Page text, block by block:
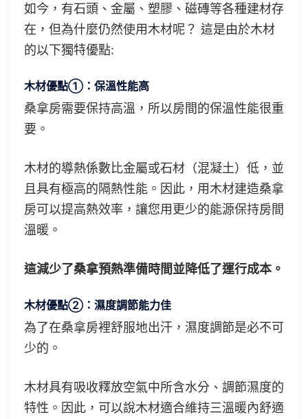
如今，有石頭、金屬、塑膠、磁磚等各種建材存
在，但為什麼仍然使用木材呢？ 這是由於木材
的以下獨特優點:
木材優點①：保溫性能高
桑拿房需要保持高溫，所以房間的保溫性能很重
要。
木材的導熱係數比金屬或石材（混凝土）低，並
且具有極高的隔熱性能。因此，用木材建造桑拿
房可以提高熱效率，讓您用更少的能源保持房間
溫暖。
這減少了桑拿預熱準備時間並降低了運行成本。
木材優點②：濕度調節能力佳
為了在桑拿房裡舒服地出汗，濕度調節是必不可
少的。
木材具有吸收釋放空氣中所含水分、調節濕度的
特性。因此，可以說木材適合維持三溫暖內舒適